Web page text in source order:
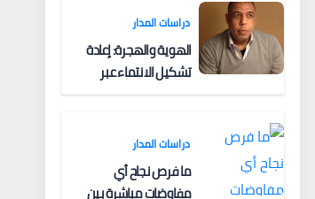
دراسات المدار
الهوية والهجرة: إعادة
تشكيل الانتماء عبر
دراسات المدار
ما فرص نجاح أي
مفاوضات مباشرة بين